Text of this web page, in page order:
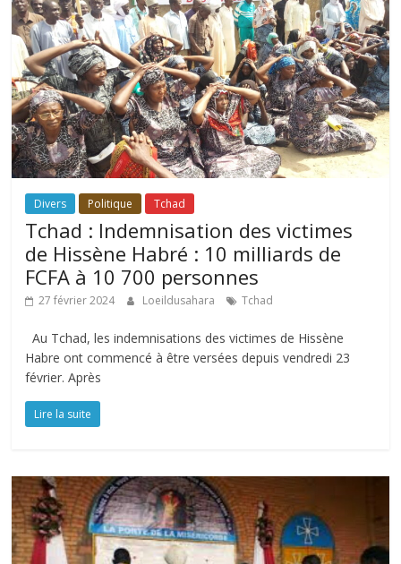
Divers Politique Tchad
Tchad : Indemnisation des victimes
de Hissène Habré : 10 milliards de
FCFA à 10 700 personnes
27 février 2024 Loeildusahara Tchad
Au Tchad, les indemnisations des victimes de Hissène
Habre ont commencé à être versées depuis vendredi 23
février. Après
Lire la suite